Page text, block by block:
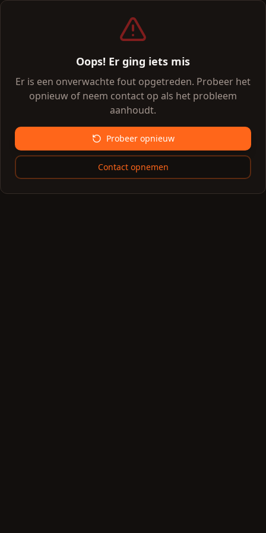
Oops! Er ging iets mis
Er is een onverwachte fout opgetreden. Probeer het
opnieuw of neem contact op als het probleem
aanhoudt.
Probeer opnieuw
Contact opnemen